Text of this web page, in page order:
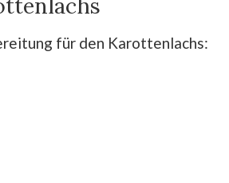
für den Karottenlachs: